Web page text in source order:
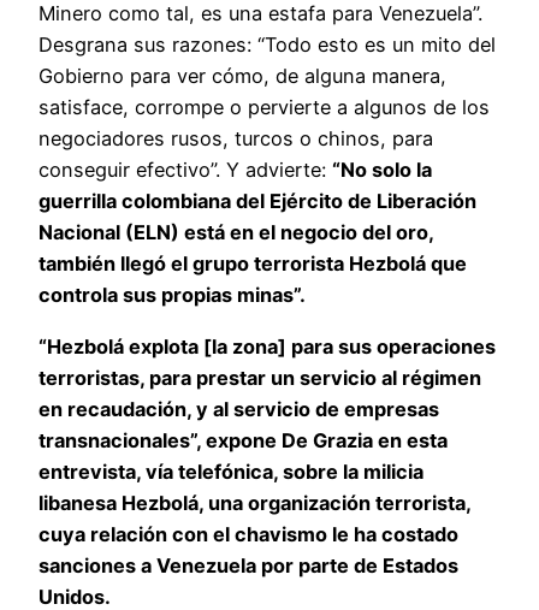
Minero como tal, es una estafa para Venezuela”.
Desgrana sus razones: “Todo esto es un mito del
Gobierno para ver cómo, de alguna manera,
satisface, corrompe o pervierte a algunos de los
negociadores rusos, turcos o chinos, para
conseguir efectivo”. Y advierte: “No solo la
guerrilla colombiana del Ejército de Liberación
Nacional (ELN) está en el negocio del oro,
también llegó el grupo terrorista Hezbolá que
controla sus propias minas”.
“Hezbolá explota [la zona] para sus operaciones
terroristas, para prestar un servicio al régimen
en recaudación, y al servicio de empresas
transnacionales”, expone De Grazia en esta
entrevista, vía telefónica, sobre la milicia
libanesa Hezbolá, una organización terrorista,
cuya relación con el chavismo le ha costado
sanciones a Venezuela por parte de Estados
Unidos.